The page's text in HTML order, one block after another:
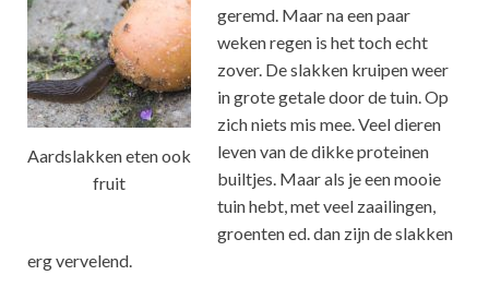
Aardslakken eten ook
fruit
geremd. Maar na een paar
weken regen is het toch echt
zover. De slakken kruipen weer
in grote getale door de tuin. Op
zich niets mis mee. Veel dieren
leven van de dikke proteinen
builtjes. Maar als je een mooie
tuin hebt, met veel zaailingen,
groenten ed. dan zijn de slakken
erg vervelend.